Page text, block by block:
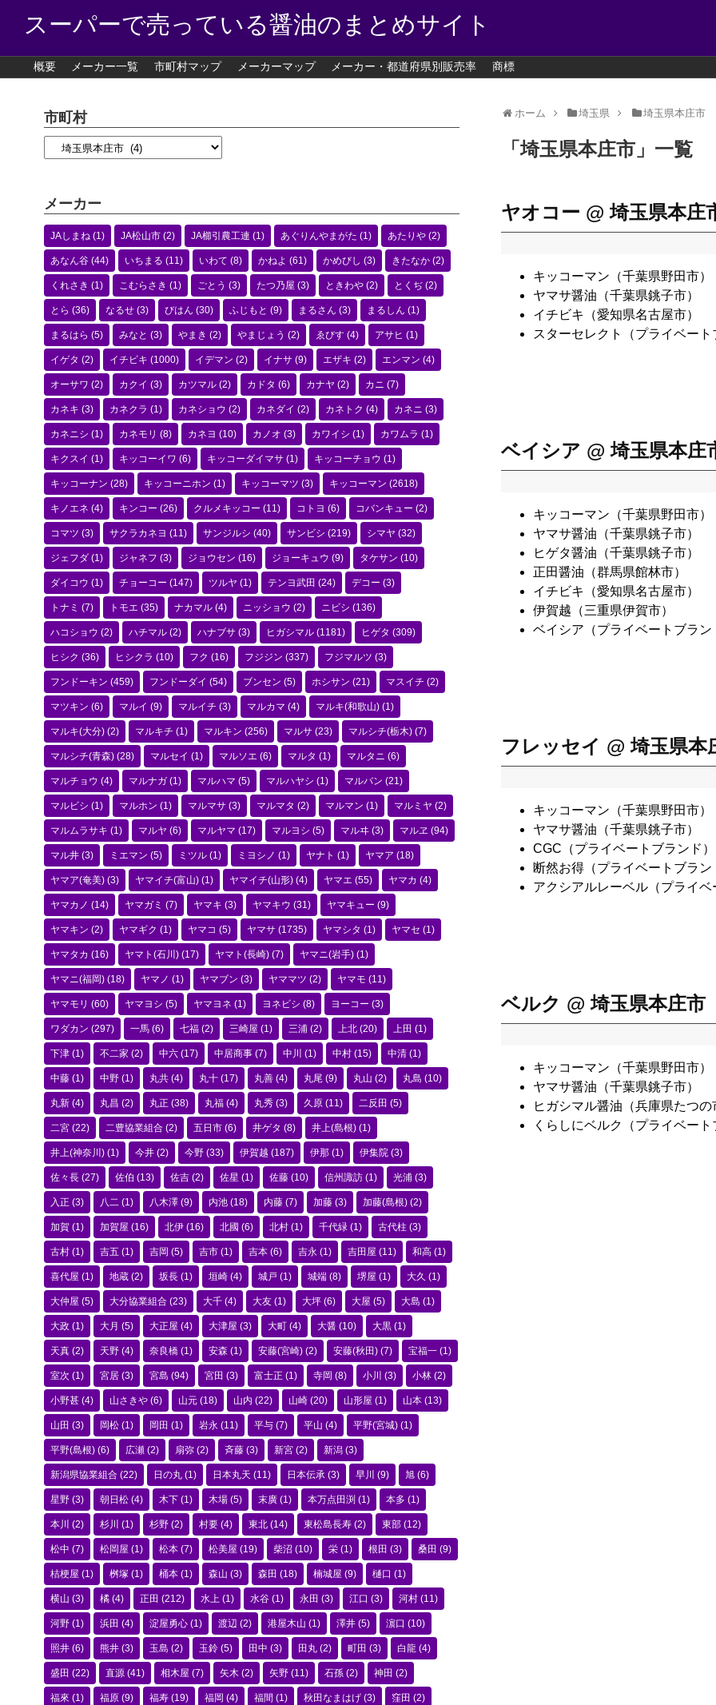
スーパーで売っている醤油のまとめサイト
概要 メーカー一覧 市町村マップ メーカーマップ メーカー・都道府県別販売率 商標
ホーム 埼玉県 埼玉県本庄市
「埼玉県本庄市 」 一覧
ヤオコー @ 埼玉県本庄
キッコーマン（千葉県野田市）
ヤマサ醤油（千葉県銚子市）
イチビキ（愛知県名古屋市）
スターセレクト（プライベート
ベイシア @ 埼玉県本庄
キッコーマン（千葉県野田市）
ヤマサ醤油（千葉県銚子市）
ヒゲタ醤油（千葉県銚子市）
正田醤油（群馬県館林市）
イチビキ（愛知県名古屋市）
伊賀越（三重県伊賀市）
ベイシア（プライベートブラン
フレッセイ @ 埼玉県本
キッコーマン（千葉県野田市）
ヤマサ醤油（千葉県銚子市）
CGC（プライベートブランド）
断然お得（プライベートブラン
アクシアルレーベル（プライベ
ベルク @ 埼玉県本庄市
キッコーマン（千葉県野田市）
ヤマサ醤油（千葉県銚子市）
ヒガシマル醤油（兵庫県たつの
くらしにベルク（プライベート
市町村
メーカー
JAしまね (1) JA松山市 (2) JA櫛引農工連 (1) あぐりんやまがた (1) あたりや (2)
あなん谷 (44) いちまる (11) いわて (8) かねよ (61) かめびし (3) きたなか (2)
くれさき (1) こむらさき (1) ごとう (3) たつ乃屋 (3) ときわや (2) とくぢ (2)
とら (36) なるせ (3) びはん (30) ふじもと (9) まるさん (3) まるしん (1)
まるはら (5) みなと (3) やまき (2) やまじょう (2) ゑびす (4) アサヒ (1)
イゲタ (2) イチビキ (1000) イデマン (2) イナサ (9) エザキ (2) エンマン (4)
オーサワ (2) カクイ (3) カツマル (2) カドタ (6) カナヤ (2) カニ (7)
カネキ (3) カネクラ (1) カネショウ (2) カネダイ (2) カネトク (4) カネニ (3)
カネニシ (1) カネモリ (8) カネヨ (10) カノオ (3) カワイシ (1) カワムラ (1)
キクスイ (1) キッコーイワ (6) キッコーダイマサ (1) キッコーチョウ (1)
キッコーナン (28) キッコーニホン (1) キッコーマツ (3) キッコーマン (2618)
キノエネ (4) キンコー (26) クルメキッコー (11) コトヨ (6) コバンキュー (2)
コマツ (3) サクラカネヨ (11) サンジルシ (40) サンビシ (219) シマヤ (32)
ジェフダ (1) ジャネフ (3) ジョウセン (16) ジョーキュウ (9) タケサン (10)
ダイコウ (1) チョーコー (147) ツルヤ (1) テンヨ武田 (24) デコー (3)
トナミ (7) トモエ (35) ナカマル (4) ニッショウ (2) ニビシ (136)
ハコショウ (2) ハチマル (2) ハナブサ (3) ヒガシマル (1181) ヒゲタ (309)
ヒシク (36) ヒシクラ (10) フク (16) フジジン (337) フジマルツ (3)
フンドーキン (459) フンドーダイ (54) ブンセン (5) ホシサン (21) マスイチ (2)
マツキン (6) マルイ (9) マルイチ (3) マルカマ (4) マルキ(和歌山) (1)
マルキ(大分) (2) マルキチ (1) マルキン (256) マルサ (23) マルシチ(栃木) (7)
マルシチ(青森) (28) マルセイ (1) マルソエ (6) マルタ (1) マルタニ (6)
マルチョウ (4) マルナガ (1) マルハマ (5) マルハヤシ (1) マルバン (21)
マルビシ (1) マルホン (1) マルマサ (3) マルマタ (2) マルマン (1) マルミヤ (2)
マルムラサキ (1) マルヤ (6) マルヤマ (17) マルヨシ (5) マルヰ (3) マルヱ (94)
マル井 (3) ミエマン (5) ミツル (1) ミヨシノ (1) ヤナト (1) ヤマア (18)
ヤマア(奄美) (3) ヤマイチ(富山) (1) ヤマイチ(山形) (4) ヤマエ (55) ヤマカ (4)
ヤマカノ (14) ヤマガミ (7) ヤマキ (3) ヤマキウ (31) ヤマキュー (9)
ヤマキン (2) ヤマギク (1) ヤマコ (5) ヤマサ (1735) ヤマシタ (1) ヤマセ (1)
ヤマタカ (16) ヤマト(石川) (17) ヤマト(長崎) (7) ヤマニ(岩手) (1)
ヤマニ(福岡) (18) ヤマノ (1) ヤマブン (3) ヤママツ (2) ヤマモ (11)
ヤマモリ (60) ヤマヨシ (5) ヤマヨネ (1) ヨネビシ (8) ヨーコー (3)
ワダカン (297) 一馬 (6) 七福 (2) 三崎屋 (1) 三浦 (2) 上北 (20) 上田 (1)
下津 (1) 不二家 (2) 中六 (17) 中居商事 (7) 中川 (1) 中村 (15) 中清 (1)
中藤 (1) 中野 (1) 丸共 (4) 丸十 (17) 丸善 (4) 丸尾 (9) 丸山 (2) 丸島 (10)
丸新 (4) 丸昌 (2) 丸正 (38) 丸福 (4) 丸秀 (3) 久原 (11) 二反田 (5)
二宮 (22) 二豊協業組合 (2) 五日市 (6) 井ゲタ (8) 井上(島根) (1)
井上(神奈川) (1) 今井 (2) 今野 (33) 伊賀越 (187) 伊那 (1) 伊集院 (3)
佐々長 (27) 佐伯 (13) 佐吉 (2) 佐星 (1) 佐藤 (10) 信州諏訪 (1) 光浦 (3)
入正 (3) 八二 (1) 八木澤 (9) 内池 (18) 内藤 (7) 加藤 (3) 加藤(島根) (2)
加賀 (1) 加賀屋 (16) 北伊 (16) 北國 (6) 北村 (1) 千代緑 (1) 古代柱 (3)
古村 (1) 吉五 (1) 吉岡 (5) 吉市 (1) 吉本 (6) 吉永 (1) 吉田屋 (11) 和高 (1)
喜代屋 (1) 地蔵 (2) 坂長 (1) 垣崎 (4) 城戸 (1) 城端 (8) 堺屋 (1) 大久 (1)
大仲屋 (5) 大分協業組合 (23) 大千 (4) 大友 (1) 大坪 (6) 大屋 (5) 大島 (1)
大政 (1) 大月 (5) 大正屋 (4) 大津屋 (3) 大町 (4) 大醤 (10) 大黒 (1)
天真 (2) 天野 (4) 奈良橋 (1) 安森 (1) 安藤(宮崎) (2) 安藤(秋田) (7) 宝福一 (1)
室次 (1) 宮居 (3) 宮島 (94) 宮田 (3) 富士正 (1) 寺岡 (8) 小川 (3) 小林 (2)
小野甚 (4) 山さきや (6) 山元 (18) 山内 (22) 山崎 (20) 山形屋 (1) 山本 (13)
山田 (3) 岡松 (1) 岡田 (1) 岩永 (11) 平与 (7) 平山 (4) 平野(宮城) (1)
平野(島根) (6) 広瀬 (2) 扇弥 (2) 斉藤 (3) 新宮 (2) 新潟 (3)
新潟県協業組合 (22) 日の丸 (1) 日本丸天 (11) 日本伝承 (3) 早川 (9) 旭 (6)
星野 (3) 朝日松 (4) 木下 (1) 木場 (5) 末廣 (1) 本万点田渕 (1) 本多 (1)
本川 (2) 杉川 (1) 杉野 (2) 村要 (4) 東北 (14) 東松島長寿 (2) 東部 (12)
松中 (7) 松岡屋 (1) 松本 (7) 松美屋 (19) 柴沼 (10) 栄 (1) 根田 (3) 桑田 (9)
桔梗屋 (1) 桝塚 (1) 桶本 (1) 森山 (3) 森田 (18) 楠城屋 (9) 樋口 (1)
横山 (3) 橘 (4) 正田 (212) 水上 (1) 水谷 (1) 永田 (3) 江口 (3) 河村 (11)
河野 (1) 浜田 (4) 淀屋勇心 (1) 渡辺 (2) 港屋木山 (1) 澤井 (5) 濵口 (10)
照井 (6) 熊井 (3) 玉島 (2) 玉鈴 (5) 田中 (3) 田丸 (2) 町田 (3) 白龍 (4)
盛田 (22) 直源 (41) 相木屋 (7) 矢木 (2) 矢野 (11) 石孫 (2) 神田 (2)
福來 (1) 福原 (9) 福寿 (19) 福岡 (4) 福間 (1) 秋田なまはげ (3) 窪田 (2)